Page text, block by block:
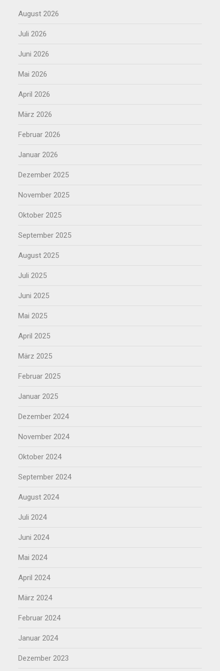
August 2026
Juli 2026
Juni 2026
Mai 2026
April 2026
März 2026
Februar 2026
Januar 2026
Dezember 2025
November 2025
Oktober 2025
September 2025
August 2025
Juli 2025
Juni 2025
Mai 2025
April 2025
März 2025
Februar 2025
Januar 2025
Dezember 2024
November 2024
Oktober 2024
September 2024
August 2024
Juli 2024
Juni 2024
Mai 2024
April 2024
März 2024
Februar 2024
Januar 2024
Dezember 2023